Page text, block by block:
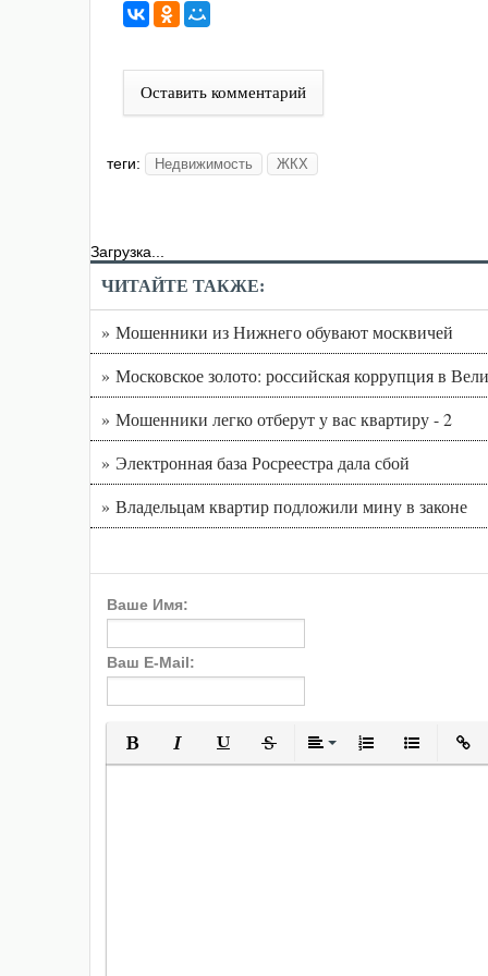
Оставить комментарий
теги: Недвижимость ЖКХ
Загрузка...
ЧИТАЙТЕ ТАКЖЕ:
» Мошенники из Нижнего обувают москвичей
» Московское золото: российская коррупция в
» Мошенники легко отберут у вас квартиру - 2
» Электронная база Росреестра дала сбой
» Владельцам квартир подложили мину в законе
Ваше Имя:
Ваш E-Mail:
Полужирный
КурсивПодчеркнутый
Зачеркнутый